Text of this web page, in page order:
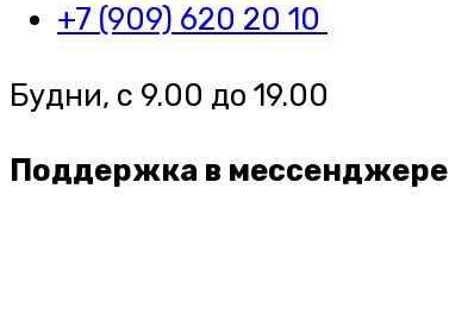
+7 (909) 620 20 10
Будни, с 9.00 до 19.00
Поддержка в мессенджере